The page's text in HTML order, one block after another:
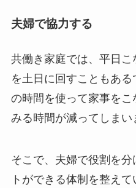
夫婦で協力する
共働き家庭では、平日
を土日に回すこともあ
の時間を使って家事を
みる時間が減ってしまい
そこで、夫婦で役割を
トができる体制を整え